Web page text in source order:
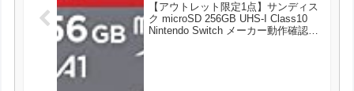
【アウトレット限定1点】サンディス
ク microSD 256GB UHS-I Class10
Nintendo Switch メーカー動作確認済